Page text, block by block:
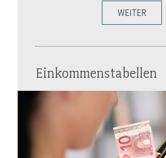
WEITER
Einkommenstabellen